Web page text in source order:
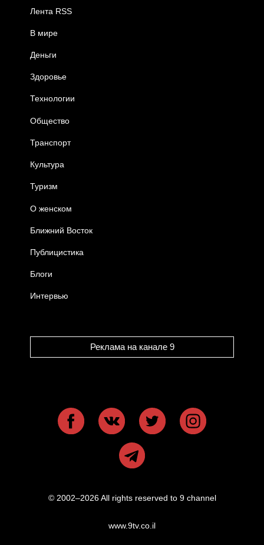
Лента RSS
В мире
Деньги
Здоровье
Технологии
Общество
Транспорт
Культура
Туризм
О женском
Ближний Восток
Публицистика
Блоги
Интервью
Реклама на канале 9
© 2002–2026 All rights reserved to 9 channel
www.9tv.co.il